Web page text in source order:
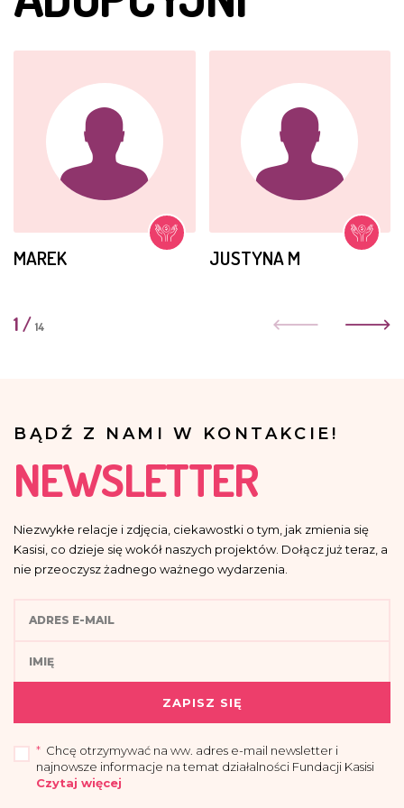
MAJ 2015
Annie jest już w starszej grupie przedszkolaków- St.
Martins House. Codziennie korzysta z ćwiczeń
fizjoterapeutycznych. Potrafi już biegać, bardzo ładnie
mówi. Niestety nikt jej nie odwiedza.
MAREK JUSTYNA M
1 / 14
BĄDŹ Z NAMI W KONTAKCIE!
NEWSLETTER
Niezwykłe relacje i zdjęcia, ciekawostki o tym, jak zmienia się
Kasisi, co dzieje się wokół naszych projektów. Dołącz już teraz, a
nie przeoczysz żadnego ważnego wydarzenia.
ZAPISZ SIĘ
* Chcę otrzymywać na ww. adres e-mail newsletter i
najnowsze informacje na temat działalności Fundacji Kasisi
Czytaj więcej